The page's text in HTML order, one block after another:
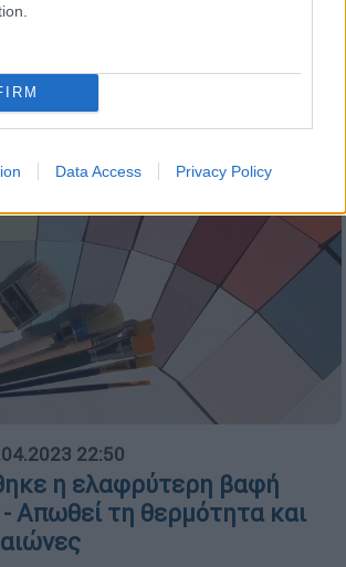
Data Access Privacy Policy
ονόμασε το έργο του
22:50
η ελαφρύτερη βαφή
Απωθεί τη θερμότητα και